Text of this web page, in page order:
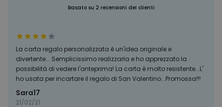
Basato su 2 recensioni dei clienti
La carta regalo personalizzata è un'idea originale e
divertente... Semplicissimo realizzarla e ho apprezzato la
possibilità di vedere l'anteprima! La carta è molto resistente...L'
ho usata per incartare il regalo di San Valentino...Promossa!!!
Sara17
21/02/21